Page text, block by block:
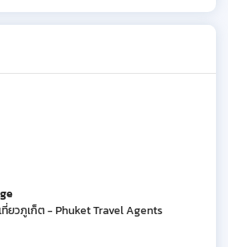
ยวภูเก็ต - Phuket Travel Agents